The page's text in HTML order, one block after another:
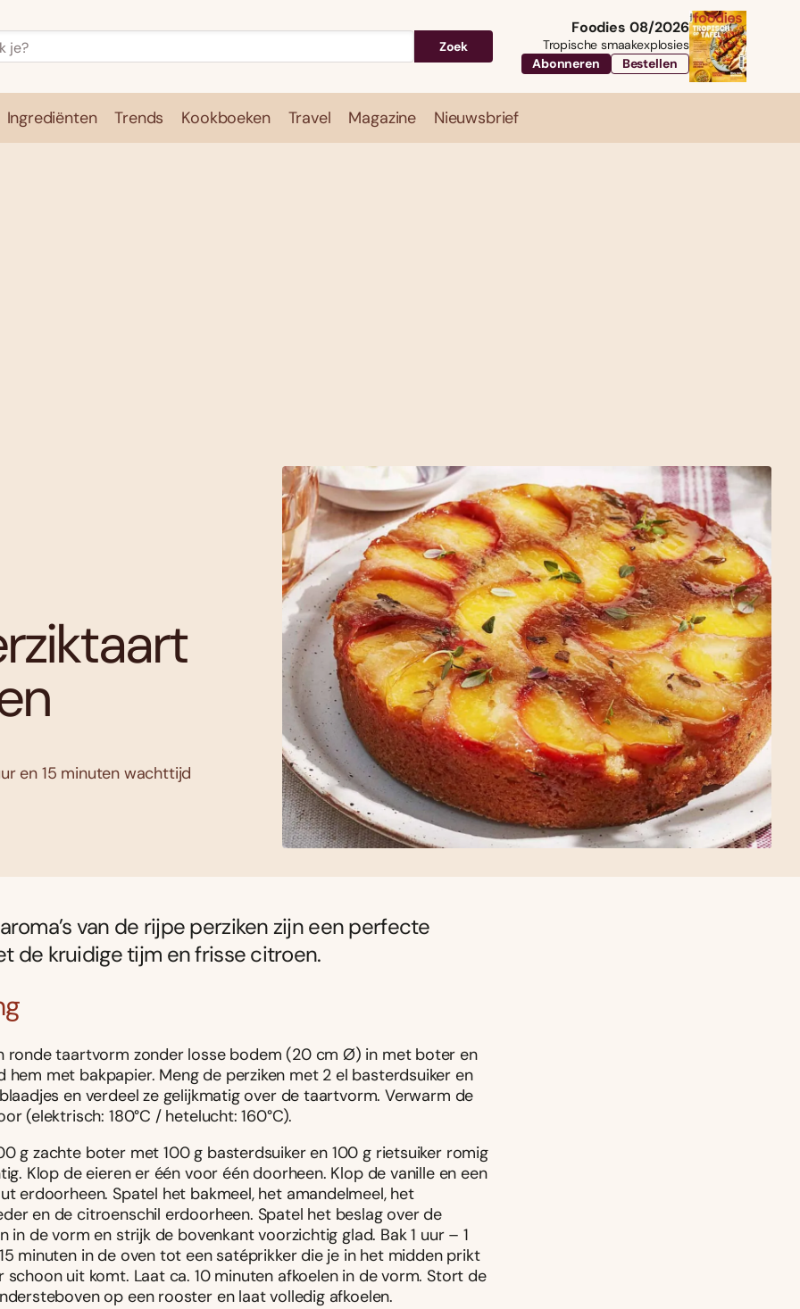
Zoek
Foodies 08/2026
Tropische smaakexplosies
Abonneren
Bestellen
Ingrediënten Trends Kookboeken Travel Magazine Nieuwsbrief
en 15 minuten wachttijd
van de rijpe perziken zijn een perfecte
de kruidige tijm en frisse citroen.
ronde taartvorm zonder losse bodem (20 cm Ø) in met boter en
hem met bakpapier. Meng de perziken met 2 el basterdsuiker en
en verdeel ze gelijkmatig over de taartvorm. Verwarm de
(elektrisch: 180°C / hetelucht: 160°C).
g zachte boter met 100 g basterdsuiker en 100 g rietsuiker romig
Klop de eieren er één voor één doorheen. Klop de vanille en een
erdoorheen. Spatel het bakmeel, het amandelmeel, het
en de citroenschil erdoorheen. Spatel het beslag over de
in de vorm en strijk de bovenkant voorzichtig glad. Bak 1 uur – 1
minuten in de oven tot een satéprikker die je in het midden prikt
schoon uit komt. Laat ca. 10 minuten afkoelen in de vorm. Stort de
op een rooster en laat volledig afkoelen.